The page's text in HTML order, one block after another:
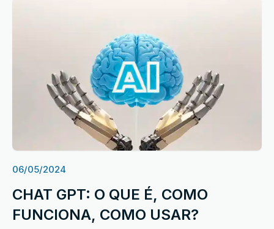
06/05/2024
CHAT GPT: O QUE É, COMO
FUNCIONA, COMO USAR?